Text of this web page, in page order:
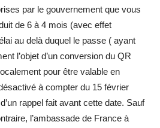
par le gouvernement que vous
de 6 à 4 mois (avec effet
au delà duquel le passe ( ayant
l’objet d’un conversion du QR
pour être valable en
à compter du 15 février
rappel fait avant cette date. Sauf
l’ambassade de France à